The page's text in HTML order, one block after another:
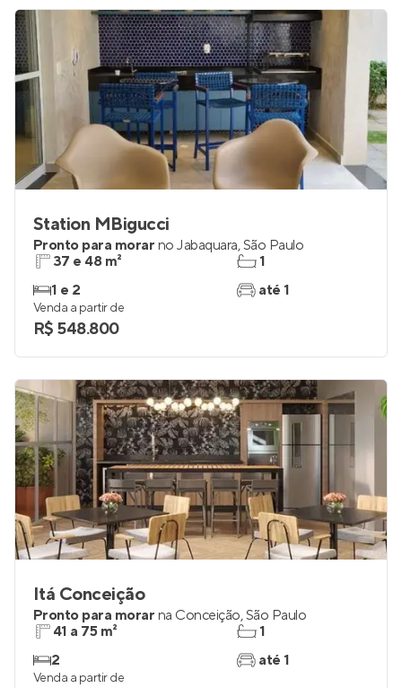
Station MBigucci
Pronto para morar no Jabaquara,São Paulo
37 e 48 m²
1 e 2
1
até 1
Venda a partir de
R$ 548.800
Itá Conceição
Pronto para morar na Conceição,São Paulo
41 a 75 m²
2
1
até 1
Venda a partir de